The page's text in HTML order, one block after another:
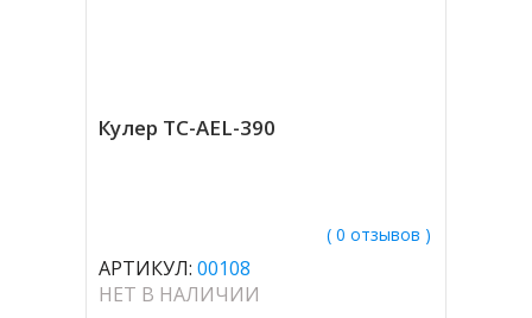
Кулер TC-AEL-390
( 0 отзывов )
АРТИКУЛ: 00108
НЕТ В НАЛИЧИИ